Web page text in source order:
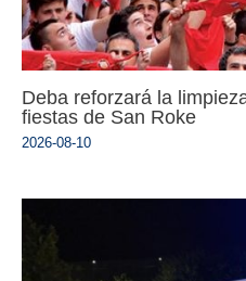
Deba reforzará la
fiestas de San Roke
2026-08-10